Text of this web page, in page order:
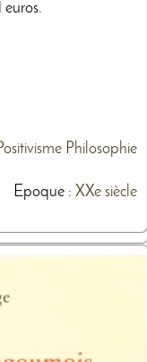
Philosophie
Epoque : XXe siècle